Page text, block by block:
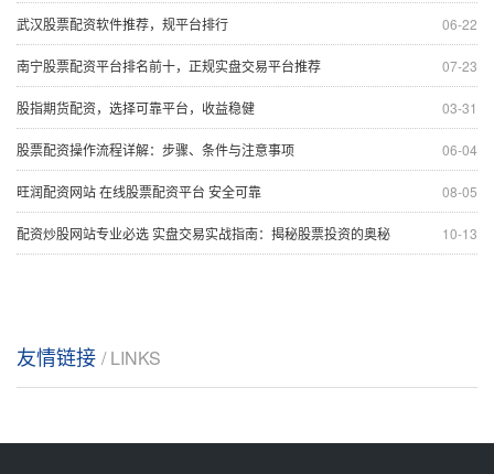
06-22
武汉股票配资软件推荐，规平台排行
07-23
南宁股票配资平台排名前十，正规实盘交易平台推荐
03-31
股指期货配资，选择可靠平台，收益稳健
06-04
股票配资操作流程详解：步骤、条件与注意事项
08-05
旺润配资网站 在线股票配资平台 安全可靠
10-13
配资炒股网站专业必选 实盘交易实战指南：揭秘股票投资的奥秘
友情链接 / LINKS